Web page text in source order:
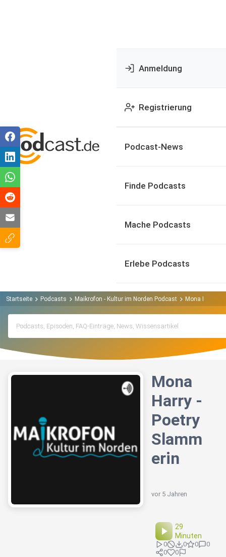
Anmeldung
Registrierung
Podcast-News
Finde Podcasts
Mache Podcasts
Erlebe Podcasts
Startseite Podcasts Maikrofon - Kultur im Norden Podcast Mona Harry -
Mona
Harry -
Poetry
Slamm
erin
vor 5 Jahren
29
Minuten
0 0 0
0
0
0